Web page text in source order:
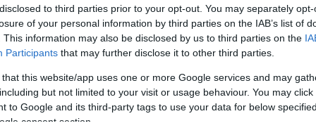
to third parties prior to your opt-out. You may separately
of your personal information by third parties on the IAB’s list of
This information may also be disclosed by us to third parties on the
Participants that may further disclose it to other third parties.
that this website/app uses one or more Google services and may
but not limited to your visit or usage behaviour. You may
to Google and its third-party tags to use your data for below
consent section.
es el primer fabricante mundial de neumáticos y, con
diferencia, la marca que más dinero invierte anualmente
I+D. Desde la primera generación de este modelo que, cuando
al mercado inauguró casi una nueva categoría: la de…
Guía Michelin se reedita para el